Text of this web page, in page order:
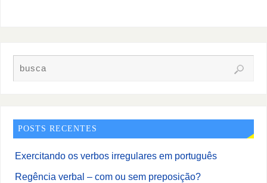
POSTS RECENTES
Exercitando os verbos irregulares em português
Regência verbal – com ou sem preposição?